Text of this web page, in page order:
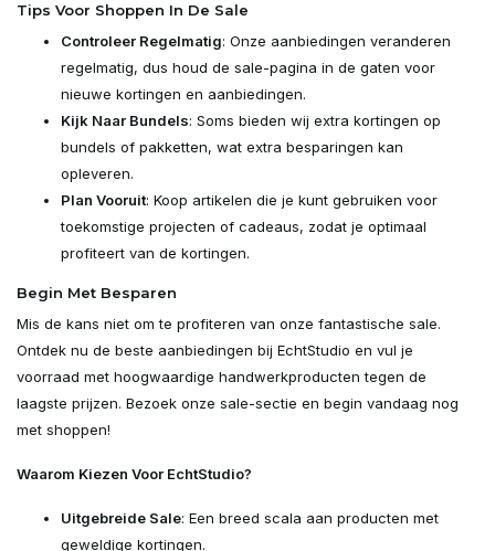
Tips Voor Shoppen In De Sale
Controleer Regelmatig: Onze aanbiedingen veranderen
regelmatig, dus houd de sale-pagina in de gaten voor
nieuwe kortingen en aanbiedingen.
Kijk Naar Bundels: Soms bieden wij extra kortingen op
bundels of pakketten, wat extra besparingen kan
opleveren.
Plan Vooruit: Koop artikelen die je kunt gebruiken voor
toekomstige projecten of cadeaus, zodat je optimaal
profiteert van de kortingen.
Begin Met Besparen
Mis de kans niet om te profiteren van onze fantastische sale.
Ontdek nu de beste aanbiedingen bij EchtStudio en vul je
voorraad met hoogwaardige handwerkproducten tegen de
laagste prijzen. Bezoek onze sale-sectie en begin vandaag nog
met shoppen!
Waarom Kiezen Voor EchtStudio?
Uitgebreide Sale: Een breed scala aan producten met
geweldige kortingen.